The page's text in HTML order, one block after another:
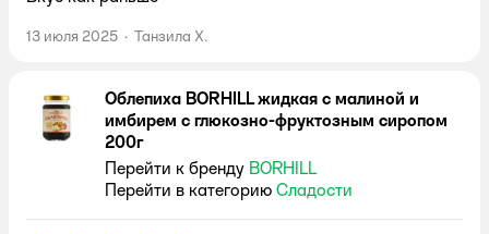
13 июля 2025 · Танзила Х.
Облепиха BORHILL жидкая с малиной и
имбирем с глюкозно-фруктозным сиропом
200г
Перейти к бренду BORHILL
Перейти в категорию Сладости